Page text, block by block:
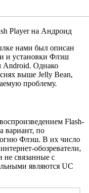
Player на Андроид
нами был описан
и установки Флэш
Android. Однако
выше Jelly Bean,
проблему.
Flash-
вариант, по
Флэш. В их число
обозреватели,
связанные с
являются UC